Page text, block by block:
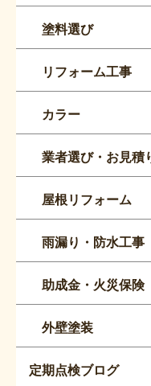
塗料選び
リフォーム工事
カラー
業者選び・お見積
屋根リフォーム
雨漏り・防水工事
助成金・火災保険
外壁塗装
定期点検ブログ